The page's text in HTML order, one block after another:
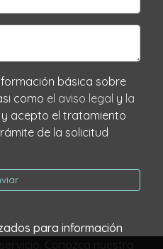
de datos asi como el aviso legal y la
y acepto el tratamiento
de la solicitud
para información